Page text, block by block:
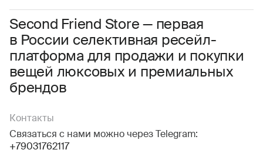
Second Friend Store — первая
в России селективная ресейл-
платформа для продажи и покупки
вещей люксовых и премиальных
брендов
Контакты
Связаться с нами можно через Telegram:
+79031762117
Соглашаюсь с условиями Пользовательского соглашения
Даю согласие на получение рекламной информации.